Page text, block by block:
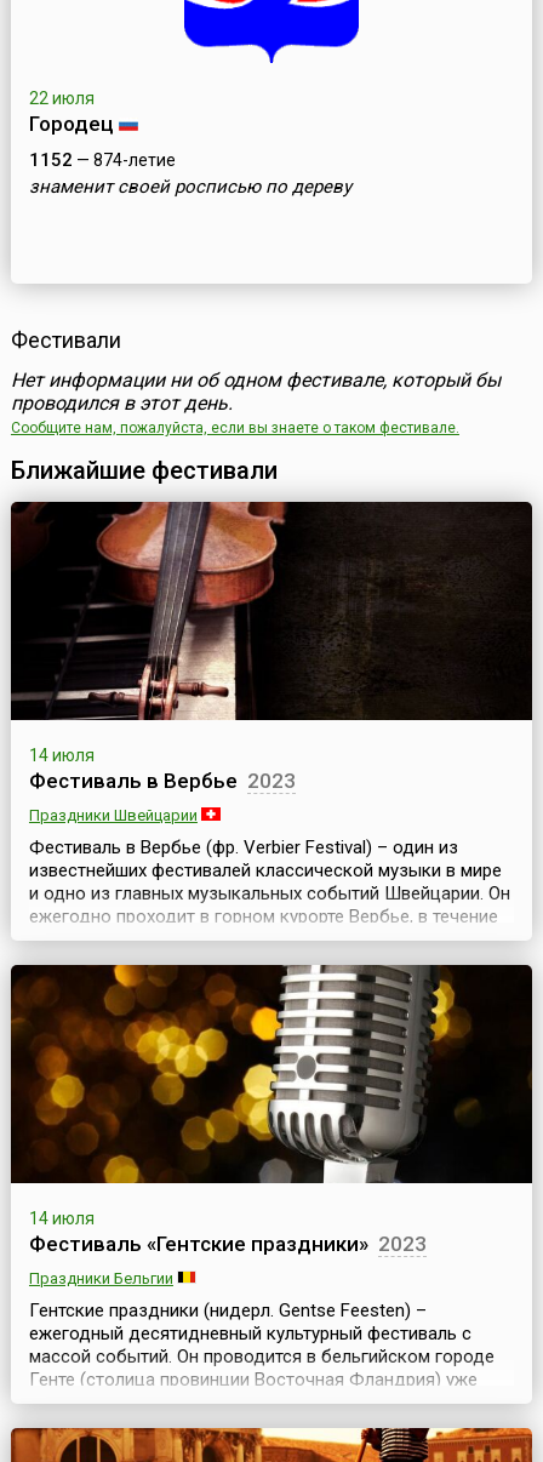
22 июля
Городeц
1152 — 874-летие
знаменит своей росписью по дереву
Фестивали
Нет информации ни об одном фестивале, который бы
проводился в этот день.
Сообщите нам, пожалуйста, если вы знаете о таком фестивале.
Ближайшие фестивали
14 июля
Фестиваль в Вербье 2023
Праздники Швейцарии
Фестиваль в Вербье (фр. Verbier Festival) – один из
известнейших фестивалей классической музыки в мире
и одно из главных музыкальных событий Швейцарии. Он
ежегодно проходит в горном курорте Вербье, в течение
двух недель во второй половине июля.Фестиваль
возник в этом небольшом городке, в самом сердце
Швейцарских Альп, в 1994 году. Его создателем и
художественным руководителем стал Мартин Тайсо...
14 июля
Фестиваль «Гентские праздники» 2023
Праздники Бельгии
Гентские праздники (нидерл. Gentse Feesten) –
ежегодный десятидневный культурный фестиваль с
массой событий. Он проводится в бельгийском городе
Генте (столица провинции Восточная Фландрия) уже
более 160 лет и считается одним из самых крупных и
интересных в Европе. Программа включает бесплатные
музыкальные выступления, открытые уроки танцев,